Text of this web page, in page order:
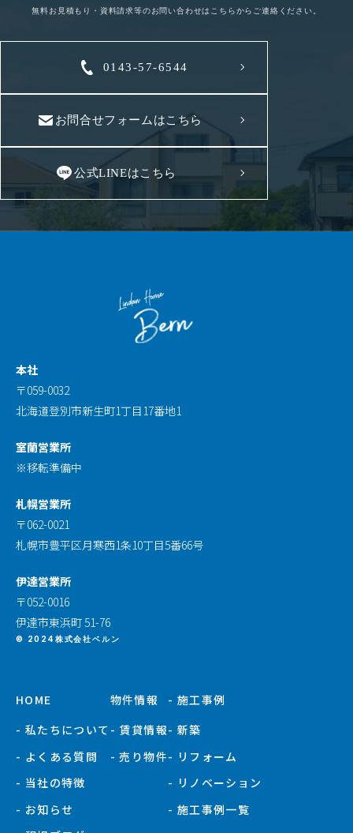
無料お見積もり・資料請求等のお問い合わせはこちらからご連絡ください。
0143-57-6544
お問合せフォームはこちら
公式LINEはこちら
本社
〒059-0032
北海道登別市新生町1丁目17番地1
室蘭営業所
※移転準備中
札幌営業所
〒062-0021
札幌市豊平区月寒西1条10丁目5番66号
伊達営業所
〒052-0016
伊達市東浜町 51-76
© 2024株式会社ベルン
HOME
- 私たちについて
- よくある質問
- 当社の特徴
- お知らせ
物件情報
- 賃貸情報
- 売り物件
- 施工事例
- 新築
- リフォーム
- リノベーション
- 施工事例一覧